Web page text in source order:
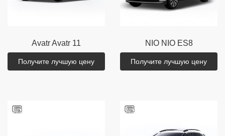
AvatrAvatr 11
Получите лучшую цену
NIO NIO ES8
Получите лучшую цену